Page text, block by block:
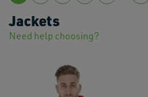
Jackets
Need help choosing?